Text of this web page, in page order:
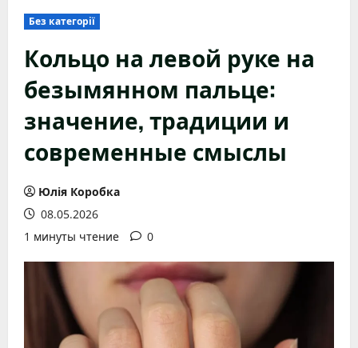
Без категорії
Кольцо на левой руке на
безымянном пальце:
значение, традиции и
современные смыслы
Юлія Коробка
08.05.2026
1 минуты чтение
0